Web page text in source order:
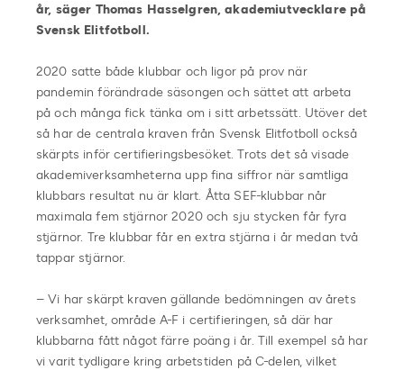
år, säger Thomas Hasselgren, akademiutvecklare på
Svensk Elitfotboll.
2020 satte både klubbar och ligor på prov när
pandemin förändrade säsongen och sättet att arbeta
på och många fick tänka om i sitt arbetssätt. Utöver det
så har de centrala kraven från Svensk Elitfotboll också
skärpts inför certifieringsbesöket. Trots det så visade
akademiverksamheterna upp fina siffror när samtliga
klubbars resultat nu är klart. Åtta SEF-klubbar når
maximala fem stjärnor 2020 och sju stycken får fyra
stjärnor. Tre klubbar får en extra stjärna i år medan två
tappar stjärnor.
– Vi har skärpt kraven gällande bedömningen av årets
verksamhet, område A-F i certifieringen, så där har
klubbarna fått något färre poäng i år. Till exempel så har
vi varit tydligare kring arbetstiden på C-delen, vilket